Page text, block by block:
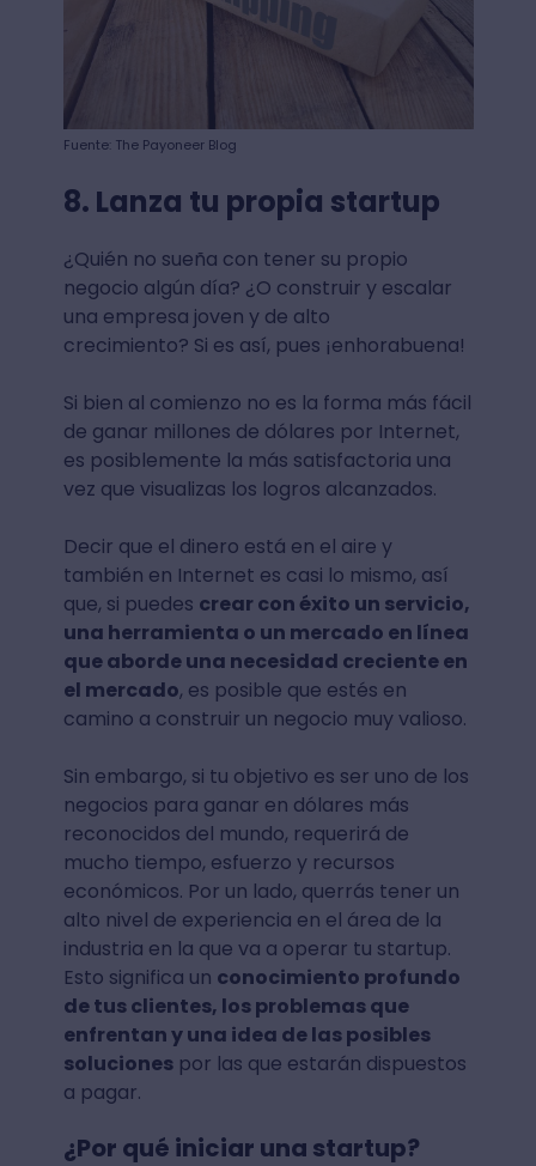
Fuente: The Payoneer Blog
8. Lanza tu propia startup
¿Quién no sueña con tener su propio
negocio algún día? ¿O construir y escalar
una empresa joven y de alto
crecimiento? Si es así, pues ¡enhorabuena!
Si bien al comienzo no es la forma más fácil
de ganar millones de dólares por Internet,
es posiblemente la más satisfactoria una
vez que visualizas los logros alcanzados.
Decir que el dinero está en el aire y
también en Internet es casi lo mismo, así
que, si puedes crear con éxito un servicio,
una herramienta o un mercado en línea
que aborde una necesidad creciente en
el mercado, es posible que estés en
camino a construir un negocio muy valioso.
Sin embargo, si tu objetivo es ser uno de los
negocios para ganar en dólares más
reconocidos del mundo, requerirá de
mucho tiempo, esfuerzo y recursos
económicos. Por un lado, querrás tener un
alto nivel de experiencia en el área de la
industria en la que va a operar tu startup.
Esto significa un conocimiento profundo
de tus clientes, los problemas que
enfrentan y una idea de las posibles
solucionespor las que estarán dispuestos
a pagar.
¿Por qué iniciar una startup?